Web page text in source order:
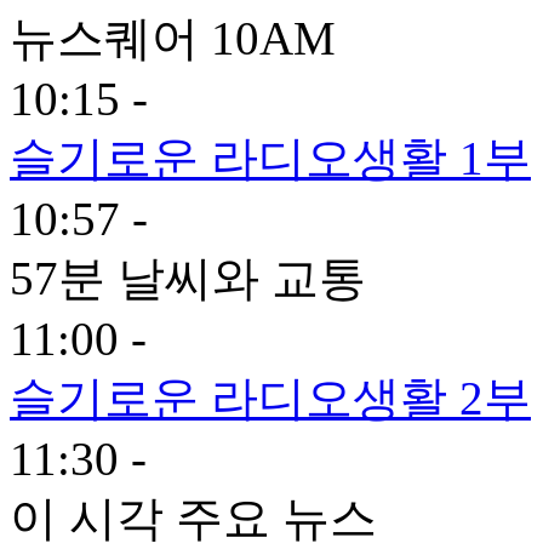
뉴스퀘어 10AM
10:15 -
슬기로운 라디오생활 1부
10:57 -
57분 날씨와 교통
11:00 -
슬기로운 라디오생활 2부
11:30 -
이 시각 주요 뉴스